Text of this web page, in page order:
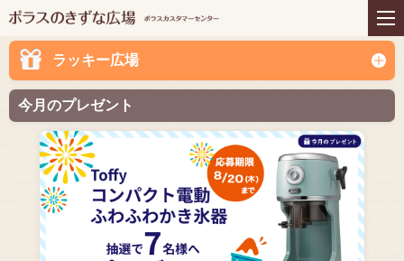
住まいの商品
インテリアコーディネー
ト
ライフスタイルと住まい
プレゼント＆コミュニテ
お知らせ イベント お問い合わせ
ラッキー広場
今月のプレゼント